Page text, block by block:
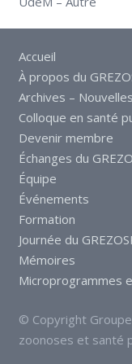
Accueil
À propos du
Archives –
Colloque en santé
Devenir membre
Échanges du
Équipe
Événements
Formation
Journée du
Mémoires
Microprogrammes
© Copyright
zoonoses et santé